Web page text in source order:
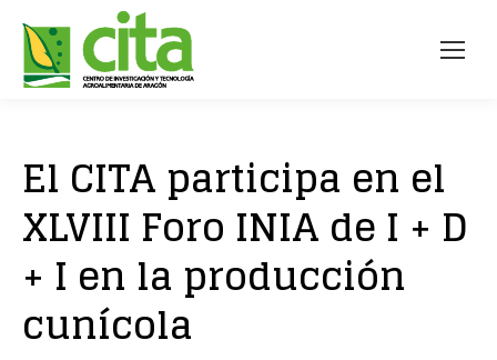
El CITA participa en el
XLVIII Foro INIA de I + D
+ I en la producción
cunícola